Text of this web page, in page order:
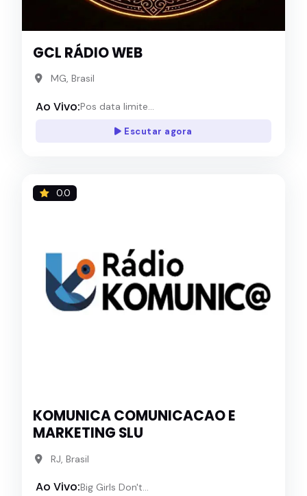
GCL RÁDIO WEB
MG, Brasil
Ao Vivo:Pos data limite...
Escutar agora
0.0
KOMUNICA COMUNICACAO E
MARKETING SLU
RJ, Brasil
Ao Vivo:Big Girls Don't...